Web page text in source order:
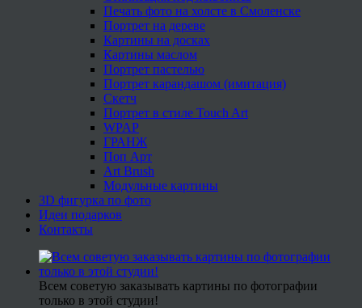
Печать фото на холсте в Смоленске
Портрет на дереве
Картины на досках
Картины маслом
Портрет пастелью
Портрет карандашом (имитация)
Скетч
Портрет в стиле Touch Art
WPAP
ГРАНЖ
Поп Арт
Art Brush
Модульные картины
3D фигурка по фото
Идеи подарков
Контакты
Всем советую заказывать картины по фотографии
только в этой студии!